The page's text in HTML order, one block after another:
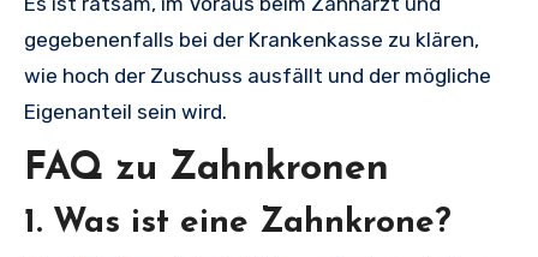
gegebenenfalls bei der Krankenkasse zu klären,
wie hoch der Zuschuss ausfällt und der mögliche
Eigenanteil sein wird.
FAQ zu Zahnkronen
1. Was ist eine Zahnkrone?